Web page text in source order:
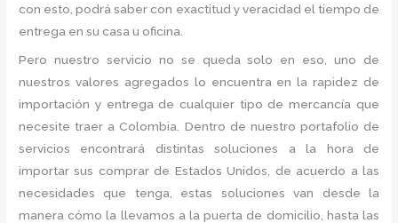
con esto, podrá saber con exactitud y veracidad el tiempo de
entrega en su casa u oficina.
Pero nuestro servicio no se queda solo en eso, uno de
nuestros valores agregados lo encuentra en la rapidez de
importación y entrega de cualquier tipo de mercancía que
necesite traer a Colombia. Dentro de nuestro portafolio de
servicios encontrará distintas soluciones a la hora de
importar sus comprar de Estados Unidos, de acuerdo a las
necesidades que tenga, estas soluciones van desde la
manera cómo la llevamos a la puerta de domicilio, hasta las